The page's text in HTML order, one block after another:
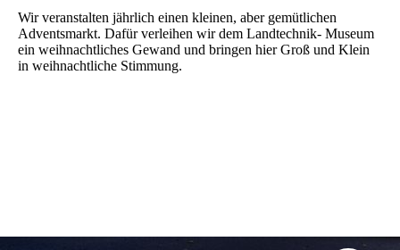
Wir veranstalten jährlich einen kleinen, aber gemütlichen
Adventsmarkt. Dafür verleihen wir dem Landtechnik- Museum
ein weihnachtliches Gewand und bringen hier Groß und Klein
in weihnachtliche Stimmung.